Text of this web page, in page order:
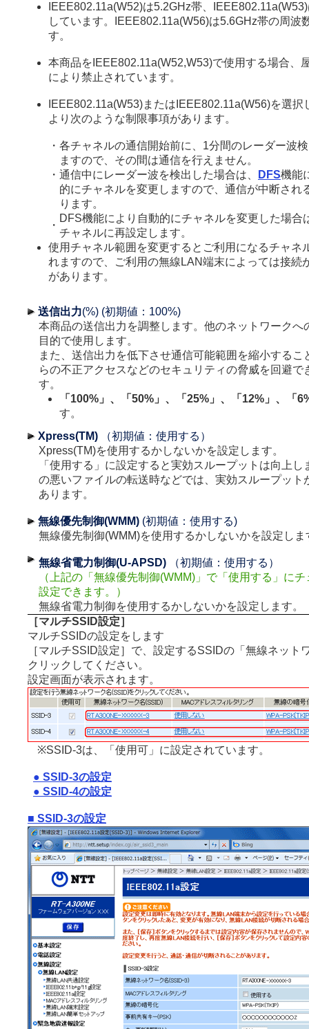
IEEE802.11a(W52)は5.2GHz帯、
しています。IEEE802.11a(W56)は5.6GHz帯の周波
す。
本商品をIEEE802.11a(W52,W53)で使用する場合、
により禁止されています。
IEEE802.11a(W53)またはIEEE802.11a(W56)を選
より次のような制限事項があります。
・ 各チャネルの通信開始前に、1分間のレーダー波
ますので、その間は通信を行えません。
・ 通信中にレーダー波を検出した場合は、 DFS機能
的にチャネルを変更しますので、通信が中断され
ります。
・
DFS機能により自動的にチャネルを変更した場合
チャネルに再設定します。
使用チャネル範囲を変更するとご利用になるチャネ
れますので、ご利用の無線LAN端末によっては接続
があります。
送信出力(%) (初期値：100%)
本商品の送信出力を調整します。他のネットワークへ
目的で使用します。
また、送信出力を低下させ通信可能範囲を縮小するこ
らの不正アクセスなどのセキュリティの脅威を回避で
す。
「100%」、「50%」、「25%」、「12%」、「
す。
Xpress(TM) （初期値：使用する）
Xpress(TM)を使用するかしないかを設定します。
「使用する」に設定すると実効スループットは向上し
の悪いファイルの転送時などでは、実効スループット
あります。
無線優先制御(WMM) (初期値：使用する)
無線優先制御(WMM)を使用するかしないかを設定しま
無線省電力制御(U-APSD) （初期値：使用する）
（上記の「無線優先制御(WMM)」で「使用する」に
設定できます。）
無線省電力制御を使用するかしないかを設定します。
［マルチSSID設定］
マルチSSIDの設定をします
［マルチSSID設定］で、設定するSSIDの「無線ネット
クリックしてください。
設定画面が表示されます。
※SSID-3は、「使用可」に設定されています。
● SSID-3の設定
● SSID-4の設定
■ SSID-3の設定